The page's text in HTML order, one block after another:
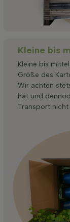
Kleine bis
Kleine bis
Größe des
Wir achten
hat und
Transport